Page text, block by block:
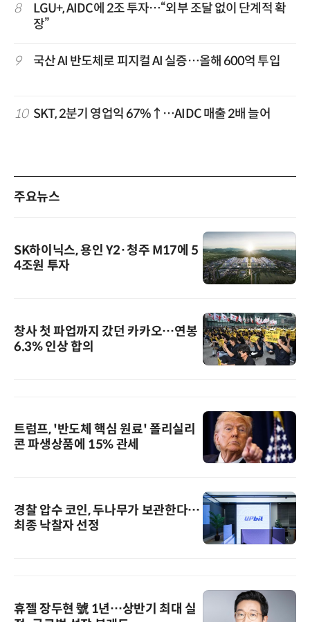
8
LGU+, AIDC에 2조 투자…“외부 조달 없이 단계적 확
장”
9 국산 AI 반도체로 피지컬 AI 실증…올해 600억 투입
10 SKT, 2분기 영업익 67%↑…AIDC 매출 2배 늘어
주요뉴스
SK하이닉스, 용인 Y2·청주 M17에 5
4조원 투자
창사 첫 파업까지 갔던 카카오…연봉
6.3% 인상 합의
트럼프, '반도체 핵심 원료' 폴리실리
콘 파생상품에 15% 관세
경찰 압수 코인, 두나무가 보관한다…
최종 낙찰자 선정
휴젤 장두현 號 1년…상반기 최대 실